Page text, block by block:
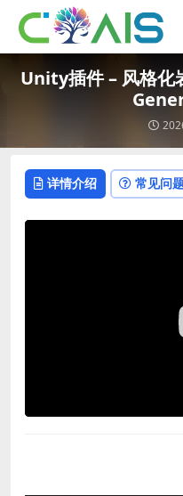
Unity插件 – 风格化
详情介绍 常见问